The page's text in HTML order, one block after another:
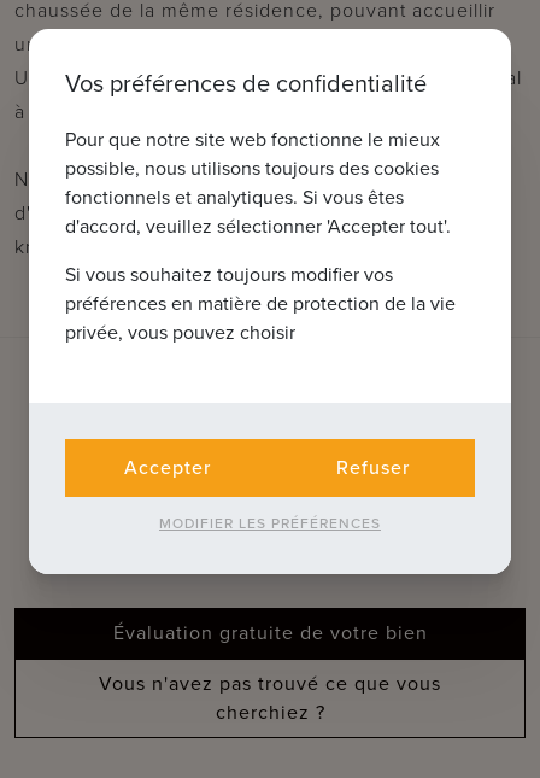
chaussée de la même résidence, pouvant accueillir
une grande voiture.
Un local de stockage en sous-sol est inclus et un local
à vélos est disponible.
N'hésitez pas à nous contacter pour plus
d'informations au : tel : 050 62 44 14 ou à
knokke@immax.be
Découvrez nos services
complémentaires
Évaluation gratuite de votre bien
Vous n'avez pas trouvé ce que vous
cherchiez ?
Vos préférences de confidentialité
Pour que notre site web fonctionne le mieux
possible, nous utilisons toujours des cookies
fonctionnels et analytiques. Si vous êtes
d'accord, veuillez sélectionner 'Accepter tout'.
Si vous souhaitez toujours modifier vos
préférences en matière de protection de la vie
privée, vous pouvez choisir
Accepter Refuser
MODIFIER LES PRÉFÉRENCES